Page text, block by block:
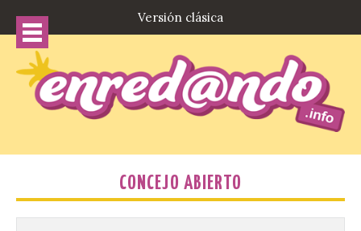
Versión clásica
CONCEJO ABIERTO